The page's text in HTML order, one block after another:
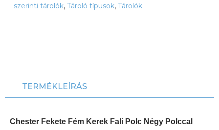
szerinti tárolók, Tároló típusok, Tárolók
TERMÉKLEÍRÁS
Chester Fekete Fém Kerek Fali Polc Négy Polccal